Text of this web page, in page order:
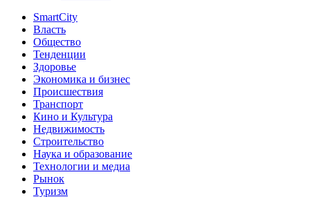
SmartCity
Власть
Общество
Тенденции
Здоровье
Экономика и бизнес
Происшествия
Транспорт
Кино и Культура
Недвижимость
Строительство
Наука и образование
Технологии и медиа
Рынок
Туризм